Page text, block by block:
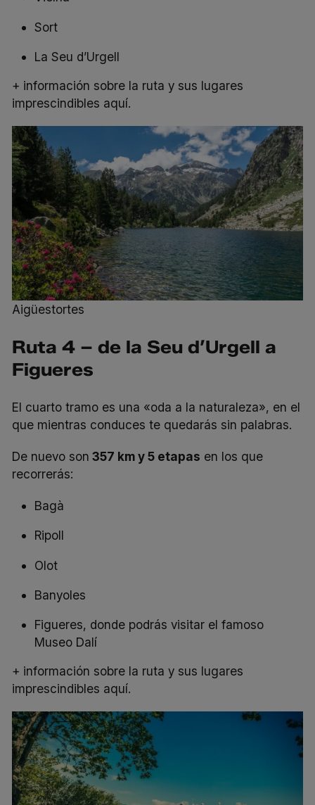
Sort
La Seu d’Urgell
+ información sobre la ruta y sus lugares
imprescindibles aquí.
Aigüestortes
Ruta 4 – de la Seu d’Urgell a
Figueres
El cuarto tramo es una «oda a la naturaleza», en el
que mientras conduces te quedarás sin palabras.
De nuevo son 357 km y 5 etapas en los que
recorrerás:
Bagà
Ripoll
Olot
Banyoles
Figueres, donde podrás visitar el famoso
Museo Dalí
+ información sobre la ruta y sus lugares
imprescindibles aquí.